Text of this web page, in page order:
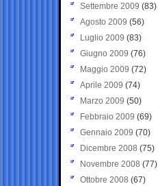
Settembre 2009 (83)
Agosto 2009 (56)
Luglio 2009 (83)
Giugno 2009 (76)
Maggio 2009 (72)
Aprile 2009 (74)
Marzo 2009 (50)
Febbraio 2009 (69)
Gennaio 2009 (70)
Dicembre 2008 (75)
Novembre 2008 (77)
Ottobre 2008 (67)